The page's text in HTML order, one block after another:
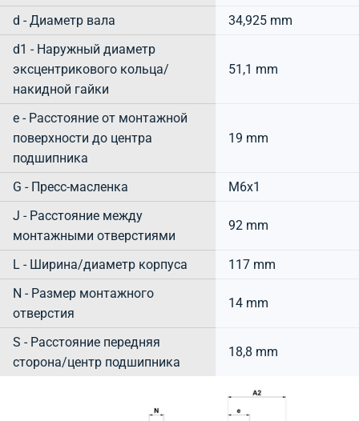
d - Диаметр вала
34,925 mm
d1 - Наружный диаметр
эксцентрикового кольца/
накидной гайки
51,1 mm
e - Расстояние от монтажной
поверхности до центра
подшипника
19 mm
G - Пресс-масленка
M6x1
J - Расстояние между
монтажными отверстиями
92 mm
L - Ширина/диаметр корпуса
117 mm
N - Размер монтажного
отверстия
14 mm
S - Расстояние передняя
сторона/центр подшипника
18,8 mm